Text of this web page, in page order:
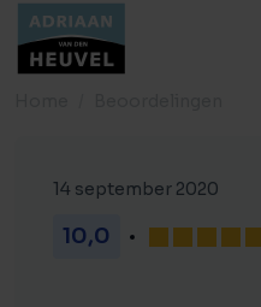
14 september 2020
10,0